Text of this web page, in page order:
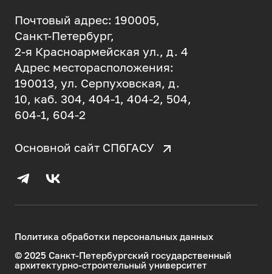
Почтовый адрес: 190005,
Санкт-Петербург,
2-я Красноармейская ул., д. 4
Адрес месторасположения:
190013, ул. Серпуховская, д.
10, каб. 304, 404-1, 404-2, 504,
604-1, 604-2
Основной сайт СПбГАСУ
Политика обработки персональных данных
© 2025 Санкт-Петербургский государственный
архитектурно-строительный университет